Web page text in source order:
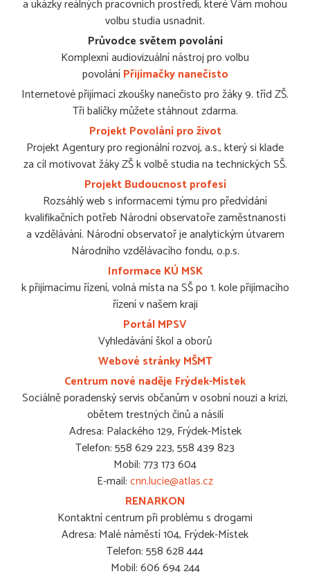
a ukázky reálných pracovních prostředí, které Vám mohou
volbu studia usnadnit.
Průvodce světem povolání
Komplexní audiovizuální nástroj pro volbu
povoláníPřijímačky nanečisto
Internetové přijímací zkoušky nanečisto pro žáky 9. tříd ZŠ.
Tři balíčky můžete stáhnout zdarma.
Projekt Povolání pro život
Projekt Agentury pro regionální rozvoj, a.s., který si klade
za cíl motivovat žáky ZŠ k volbě studia na technických SŠ.
Projekt Budoucnost profesí
Rozsáhlý web s informacemi týmu pro předvídání
kvalifikačních potřeb Národní observatoře zaměstnanosti
a vzdělávání. Národní observatoř je analytickým útvarem
Národního vzdělávacího fondu, o.p.s.
Informace KÚ MSK
k přijímacímu řízení, volná místa na SŠ po 1. kole přijímacího
řízení v našem kraji
Portál MPSV
Vyhledávání škol a oborů
Webové stránky MŠMT
Centrum nové naděje Frýdek-Místek
Sociálně poradenský servis občanům v osobní nouzi a krizi,
obětem trestných činů a násilí
Adresa: Palackého 129, Frýdek-Místek
Telefon: 558 629 223, 558 439 823
Mobil: 773 173 604
E-mail:cnn.lucie@atlas.cz
RENARKON
Kontaktní centrum při problému s drogami
Adresa: Malé náměstí 104, Frýdek-Místek
Telefon: 558 628 444
Mobil: 606 694 244